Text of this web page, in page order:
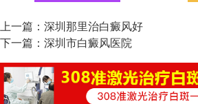
上一篇： 深圳那里治白癜风好
下一篇： 深圳市白癜风医院